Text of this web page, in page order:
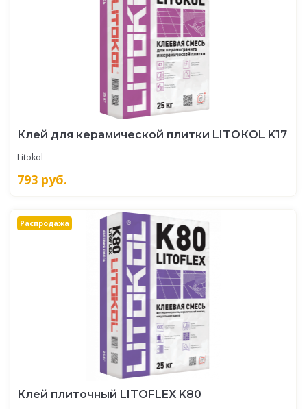
Клей для керамической плитки LITOКOL K17
Litokol
793 руб.
Распродажа
Клей плиточный LITOFLEX K80